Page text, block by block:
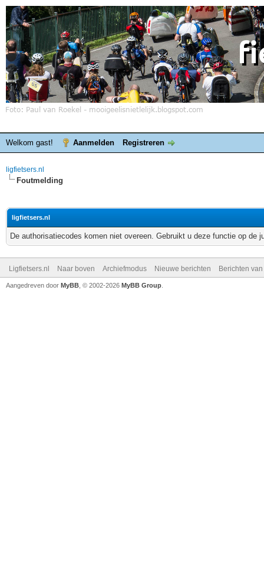
Welkom gast! Aanmelden Registreren
ligfietsers.nl
Foutmelding
ligfietsers.nl
De authorisatiecodes komen niet overeen. Gebruikt u deze functie op de
Ligfietsers.nl Naar boven Archiefmodus Nieuwe berichten Berichten
Aangedreven door MyBB , © 2002-2026 MyBB Group